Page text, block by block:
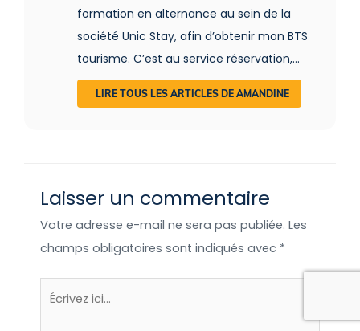
formation en alternance au sein de la
société Unic Stay, afin d’obtenir mon BTS
tourisme. C’est au service réservation,
accompagnée de mes acolytes Léa et
Cindy, que je conseille et guide les clients
également en contact avec les
accompagnée des meilleurs que je suis
formée au secteur du tourisme insolite.
LIRE TOUS LES ARTICLES DE AMANDINE
Laisser un commentaire
Votre adresse e-mail ne sera pas publiée. Les
champs obligatoires sont indiqués avec *
Écrivez